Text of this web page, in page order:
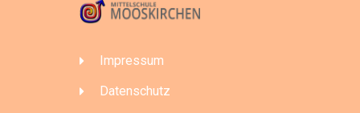
Impressum
Datenschutz